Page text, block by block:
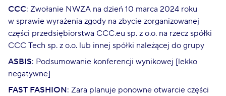
CCC: Zwołanie NWZA na dzień 10 marca 2024 roku
w sprawie wyrażenia zgody na zbycie zorganizowanej
części przedsiębiorstwa CCC.eu sp. z o.o. na rzecz spółki
CCC Tech sp. z o.o. lub innej spółki należącej do grupy
ASBIS: Podsumowanie konferencji wynikowej [lekko
negatywne]
FAST FASHION: Zara planuje ponowne otwarcie części